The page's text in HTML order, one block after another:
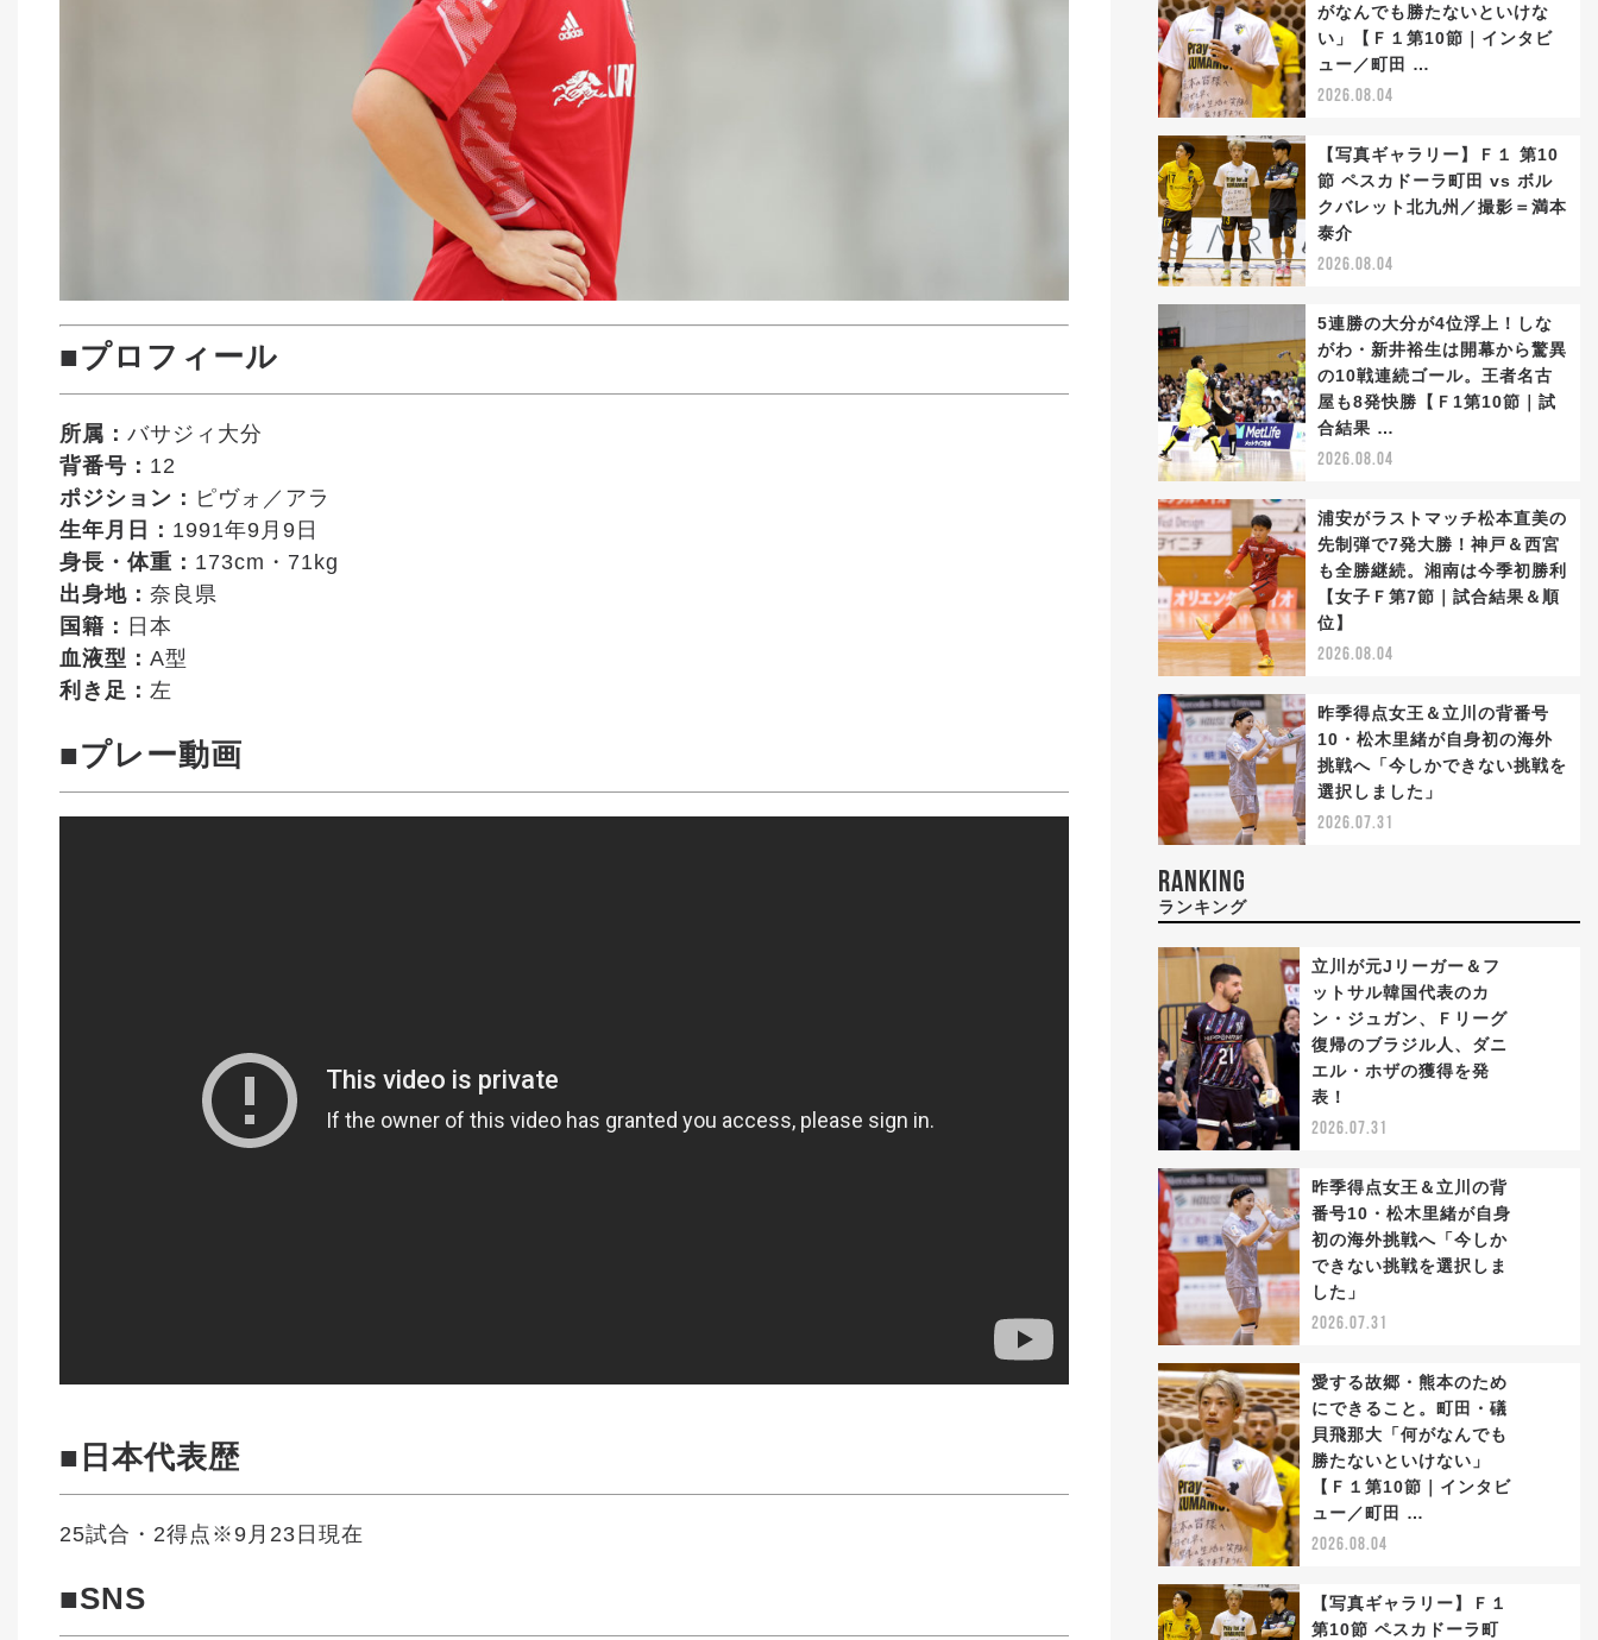
■プロフィール
所属： バサジィ大分
背番号： 12
ポジション： ピヴォ／アラ
生年月日： 1991年9月9日
身長・体重： 173cm・71kg
出身地： 奈良県
国籍： 日本
血液型： A型
利き足： 左
■プレー動画
■日本代表歴
25試合・2得点※9月23日現在
■SNS
がなんでも勝たないといけな
い」【Ｆ１第10節｜インタビ
ュー／町田 …
2026.08.04
【写真ギャラリー】Ｆ１ 第10
節 ペスカドーラ町田 vs ボル
クバレット北九州／撮影＝満本
泰介
2026.08.04
5連勝の大分が4位浮上！しな
がわ・新井裕生は開幕から驚異
の10戦連続ゴール。王者名古
屋も8発快勝【Ｆ1第10節｜試
合結果 …
2026.08.04
浦安がラストマッチ松本直美の
先制弾で7発大勝！神戸＆西宮
も全勝継続。湘南は今季初勝利
【女子Ｆ第7節｜試合結果＆順
位】
2026.08.04
昨季得点女王＆立川の背番号
10・松木里緒が自身初の海外
挑戦へ「今しかできない挑戦を
選択しました」
2026.07.31
RANKING
ランキング
立川が元Jリーガー＆フ
ットサル韓国代表のカ
ン・ジュガン、Ｆリーグ
復帰のブラジル人、ダニ
エル・ホザの獲得を発
表！
2026.07.31
昨季得点女王＆立川の背
番号10・松木里緒が自身
初の海外挑戦へ「今しか
できない挑戦を選択しま
した」
2026.07.31
愛する故郷・熊本のため
にできること。町田・礒
貝飛那大「何がなんでも
勝たないといけない」
【Ｆ１第10節｜インタビ
ュー／町田 …
2026.08.04
【写真ギャラリー】Ｆ１
第10節 ペスカドーラ町